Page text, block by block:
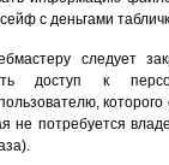
с деньгами
следует
доступ к
не потребуется